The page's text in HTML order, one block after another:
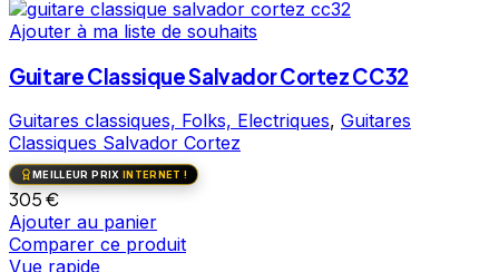
Ajouter à ma liste de souhaits
Guitare Classique Salvador Cortez CC32
Guitares classiques, Folks, Electriques, Guitares
Classiques Salvador Cortez
MEILLEUR PRIX INTERNET !
305€
Ajouter au panier
Comparer ce produit
Vue rapide